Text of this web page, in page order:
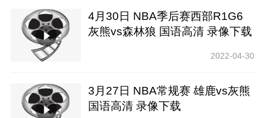
4月30日 NBA季后赛西部R1G6
灰熊vs森林狼 国语高清 录像下载
2022-04-30
3月27日 NBA常规赛 雄鹿vs灰熊
国语高清 录像下载